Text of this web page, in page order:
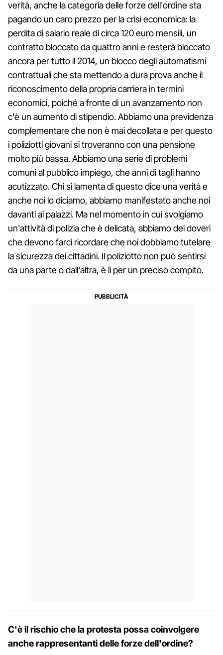
verità, anche la categoria delle forze dell'ordine sta
pagando un caro prezzo per la crisi economica: la
perdita di salario reale di circa 120 euro mensili, un
contratto bloccato da quattro anni e resterà bloccato
ancora per tutto il 2014, un blocco degli automatismi
contrattuali che sta mettendo a dura prova anche il
riconoscimento della propria carriera in termini
economici, poiché a fronte di un avanzamento non
c'è un aumento di stipendio. Abbiamo una previdenza
complementare che non è mai decollata e per questo
i poliziotti giovani si troveranno con una pensione
molto più bassa. Abbiamo una serie di problemi
comuni al pubblico impiego, che anni di tagli hanno
acutizzato. Chi si lamenta di questo dice una verità e
anche noi lo diciamo, abbiamo manifestato anche noi
davanti ai palazzi. Ma nel momento in cui svolgiamo
un'attività di polizia che è delicata, abbiamo dei doveri
che devono farci ricordare che noi dobbiamo tutelare
la sicurezza dei cittadini. Il poliziotto non può sentirsi
da una parte o dall'altra, è lì per un preciso compito.
C'è il rischio che la protesta possa coinvolgere
anche rappresentanti delle forze dell'ordine?